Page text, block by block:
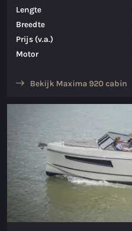
Maxima 730
Maxima 730I
Maxima 750 Flying Lounge
Alle Inland modellen
Elektrische sloepen
Lengte
Breedte
Prijs (v.a.)
Motor
Bekijk Maxima 920 cabin